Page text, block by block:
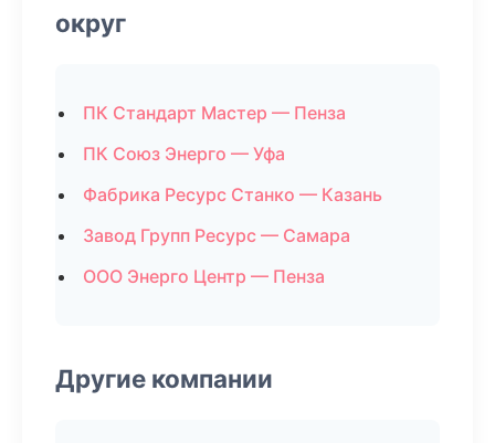
округ
ПК Стандарт Мастер — Пенза
ПК Союз Энерго — Уфа
Фабрика Ресурс Станко — Казань
Завод Групп Ресурс — Самара
ООО Энерго Центр — Пенза
Другие компании